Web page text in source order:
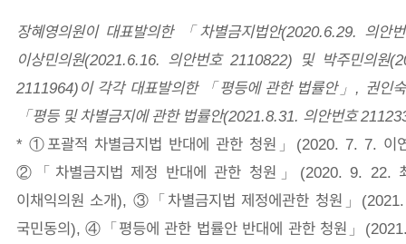
장혜영의원이 대표발의한 「차별금지법안(2020.6.29. 의
이상민의원(2021.6.16. 의안번호 2110822) 및 박주민의원
2111964)이 각각 대표발의한 「평등에 관한 법률안」, 권인
「평등 및 차별금지에 관한 법률안(2021.8.31. 의안번호
* ①포괄적 차별금지법 반대에 관한 청원」(2020. 7. 7. 이
②「차별금지법 제정 반대에 관한 청원」(2020. 9. 22.
이채익의원 소개), ③「차별금지법 제정에관한 청원」
국민동의), ④「평등에 관한 법률안 반대에 관한 청원」